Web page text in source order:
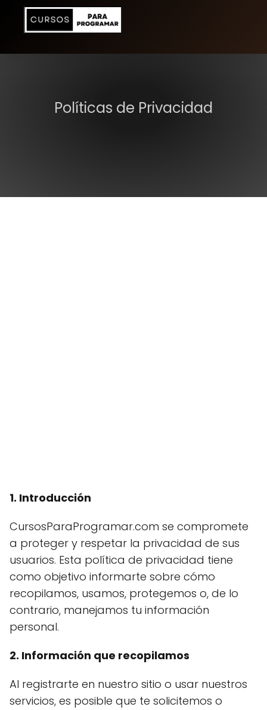
Políticas de Privacidad
1. Introducción
CursosParaProgramar.com se compromete
a proteger y respetar la privacidad de sus
usuarios. Esta política de privacidad tiene
como objetivo informarte sobre cómo
recopilamos, usamos, protegemos o, de lo
contrario, manejamos tu información
personal.
2. Información que recopilamos
Al registrarte en nuestro sitio o usar nuestros
servicios, es posible que te solicitemos o